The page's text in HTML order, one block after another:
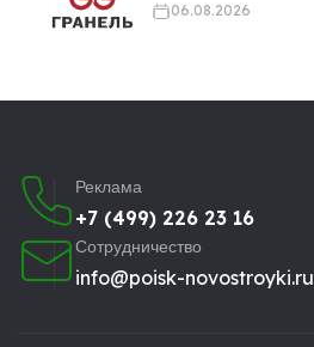
06.08.2026
Реклама
+7 (499) 226 23 16
Сотрудничество
info@poisk-novostroyki.ru